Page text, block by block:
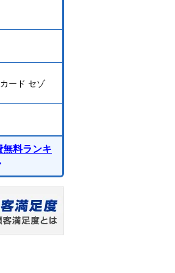
ード セゾ
無料ランキ